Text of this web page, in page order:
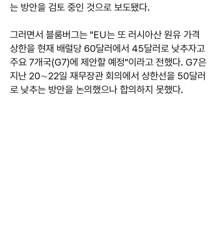
는 방안을 검토 중인 것으로 보도됐다.
그러면서 블룸버그는 "EU는 또 러시아산 원유 가격
상한을 현재 배럴당 60달러에서 45달러로 낮추자고
주요 7개국(G7)에 제안할 예정"이라고 전했다. G7은
지난 20∼22일 재무장관 회의에서 상한선을 50달러
로 낮추는 방안을 논의했으나 합의하지 못했다.